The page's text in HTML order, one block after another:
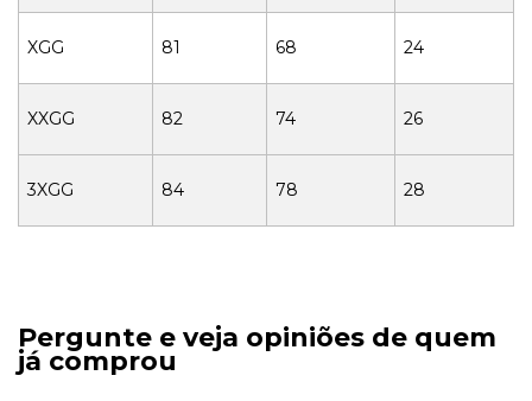
XGG 81 68 24
XXGG 82 74 26
3XGG 84 78 28
Pergunte e veja opiniões de quem
já comprou